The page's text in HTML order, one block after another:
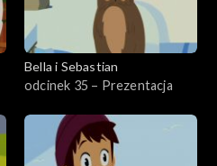
Bella i Sebastian
odcinek 35 – Prezentacja